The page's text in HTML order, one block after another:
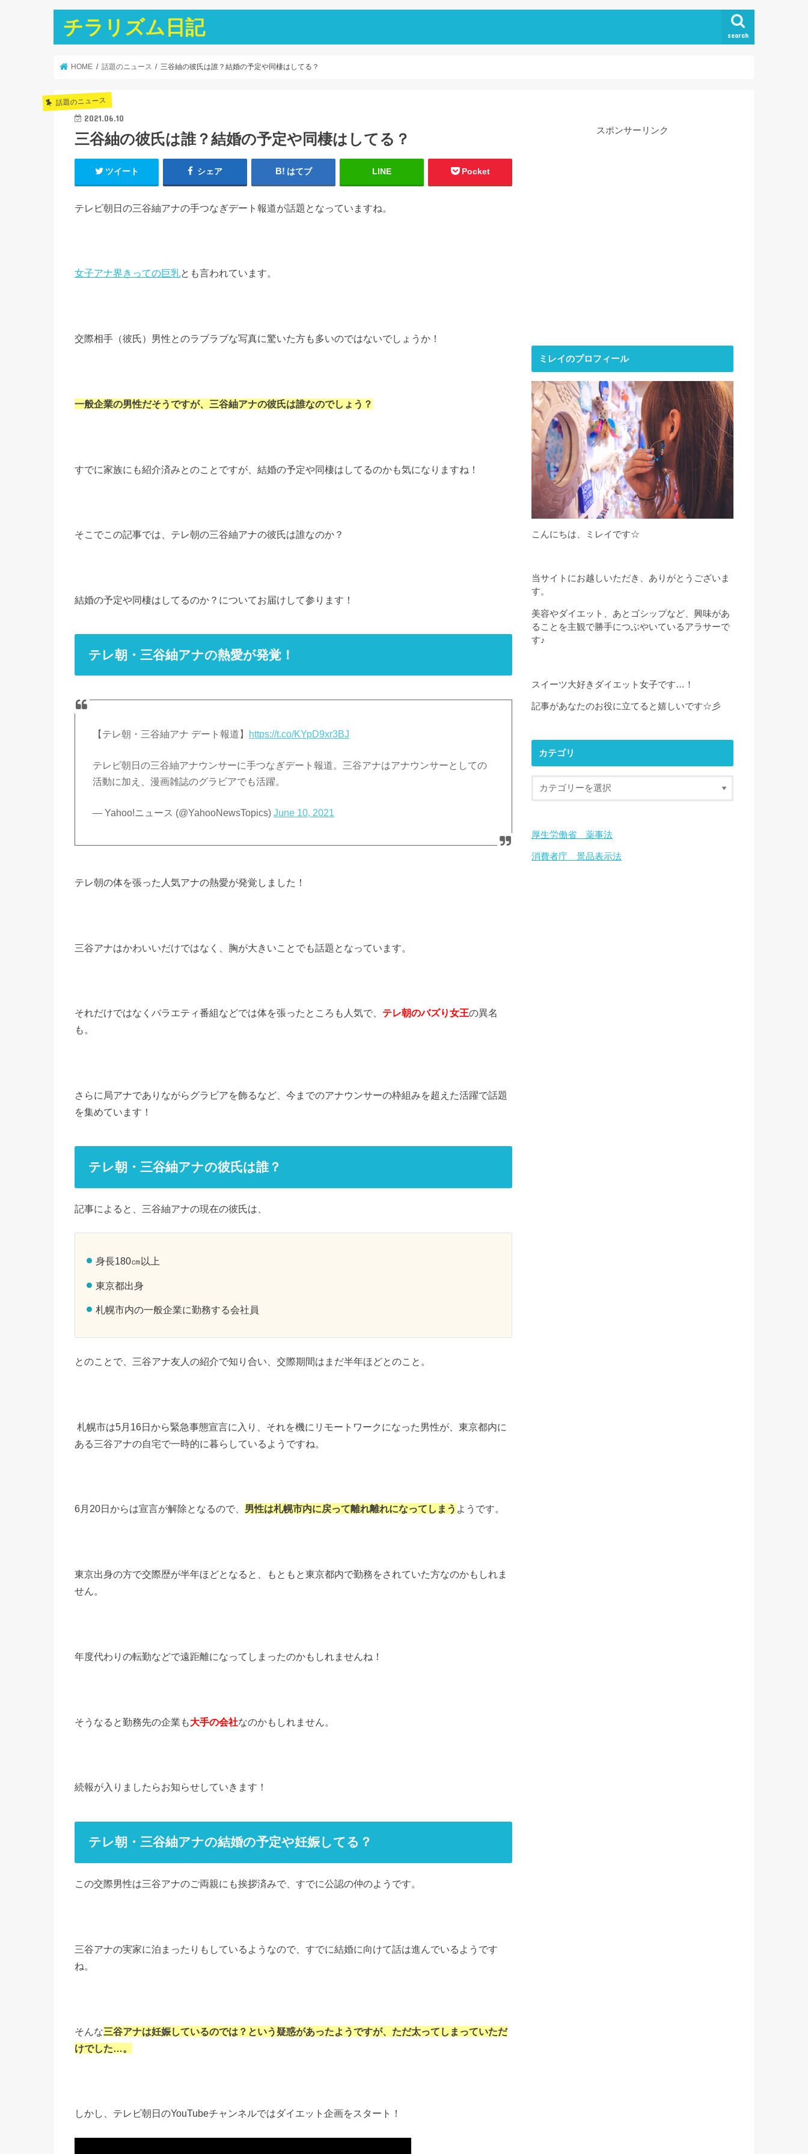
チラリズム日記 search
HOME 話題のニュース 三谷紬の彼氏は誰？結婚の予定や同棲はしてる？
話題のニュース
2021.06.10
三谷紬の彼氏は誰？結婚の予定や同棲はしてる？
ツイート シェア はてブ LINE Pocket
テレビ朝日の三谷紬アナの手つなぎデート報道が話題となっていますね。
女子アナ界きっての巨乳とも言われています。
交際相手（彼氏）男性とのラブラブな写真に驚いた方も多いのではないでしょうか！
一般企業の男性だそうですが、三谷紬アナの彼氏は誰なのでしょう？
すでに家族にも紹介済みとのことですが、結婚の予定や同棲はしてるのかも気になりますね！
そこでこの記事では、テレ朝の三谷紬アナの彼氏は誰なのか？
結婚の予定や同棲はしてるのか？についてお届けして参ります！
テレ朝・三谷紬アナの熱愛が発覚！
【テレ朝・三谷紬アナ デート報道】 https://t.co/KYpD9xr3BJ
テレビ朝日の三谷紬アナウンサーに手つなぎデート報道。三谷アナはアナウンサーとしての
活動に加え、漫画雑誌のグラビアでも活躍。
— Yahoo!ニュース (@YahooNewsTopics)June 10, 2021
テレ朝の体を張った人気アナの熱愛が発覚しました！
三谷アナはかわいいだけではなく、胸が大きいことでも話題となっています。
それだけではなくバラエティ番組などでは体を張ったところも人気で、 テレ朝のバズり女王の異名
も。
さらに局アナでありながらグラビアを飾るなど、今までのアナウンサーの枠組みを超えた活躍で話題
を集めています！
テレ朝・三谷紬アナの彼氏は誰？
記事によると、三谷紬アナの現在の彼氏は、
身長180㎝以上
東京都出身
札幌市内の一般企業に勤務する会社員
とのことで、三谷アナ友人の紹介で知り合い、交際期間はまだ半年ほどとのこと。
札幌市は5月16日から緊急事態宣言に入り、それを機にリモートワークになった男性が、東京都内に
ある三谷アナの自宅で一時的に暮らしているようですね。
6月20日からは宣言が解除となるので、 男性は札幌市内に戻って離れ離れになってしまう ようです。
東京出身の方で交際歴が半年ほどとなると、もともと東京都内で勤務をされていた方なのかもしれま
せん。
年度代わりの転勤などで遠距離になってしまったのかもしれませんね！
そうなると勤務先の企業も大手の会社なのかもしれません。
続報が入りましたらお知らせしていきます！
テレ朝・三谷紬アナの結婚の予定や妊娠してる？
この交際男性は三谷アナのご両親にも挨拶済みで、すでに公認の仲のようです。
三谷アナの実家に泊まったりもしているようなので、すでに結婚に向けて話は進んでいるようです
ね。
そんな三谷アナは妊娠しているのでは？という疑惑があったようですが、ただ太ってしまっていただ
けでした…。
しかし、テレビ朝日のYouTubeチャンネルではダイエット企画をスタート！
スポンサーリンク
ミレイのプロフィール
こんにちは、ミレイです☆
当サイトにお越しいただき、ありがとうございま
す。
美容やダイエット、あとゴシップなど、興味があ
ることを主観で勝手につぶやいているアラサーで
す♪
スイーツ大好きダイエット女子です…！
記事があなたのお役に立てると嬉しいです☆彡
カテゴリ
厚生労働省 薬事法
消費者庁 景品表示法